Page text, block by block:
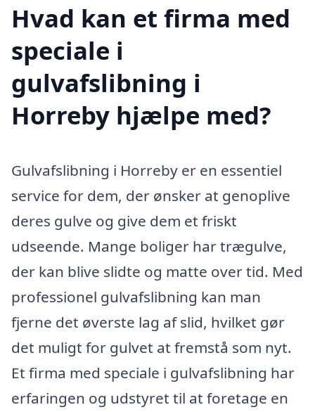
Hvad kan et firma med
speciale i
gulvafslibning i
Horreby hjælpe med?
Gulvafslibning i Horreby er en essentiel
service for dem, der ønsker at genoplive
deres gulve og give dem et friskt
udseende. Mange boliger har trægulve,
der kan blive slidte og matte over tid. Med
professionel gulvafslibning kan man
fjerne det øverste lag af slid, hvilket gør
det muligt for gulvet at fremstå som nyt.
Et firma med speciale i gulvafslibning har
erfaringen og udstyret til at foretage en